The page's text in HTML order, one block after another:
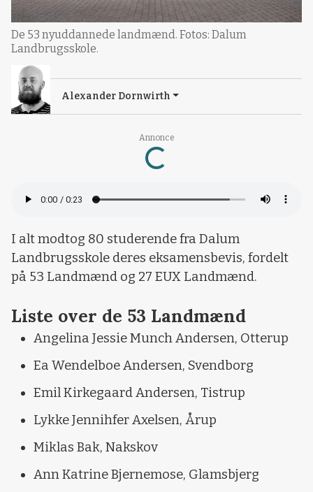
Annonce
Loading...
De 53 nyuddannede landmænd. Fotos: Dalum
Landbrugsskole.
Alexander Dornwirth
I alt modtog 80 studerende fra Dalum
Landbrugsskole deres eksamensbevis, fordelt
på 53 Landmænd og 27 EUX Landmænd.
Liste over de 53 Landmænd
Angelina Jessie Munch Andersen, Otterup
Ea Wendelboe Andersen, Svendborg
Emil Kirkegaard Andersen, Tistrup
Lykke Jennihfer Axelsen, Årup
Miklas Bak, Nakskov
Ann Katrine Bjernemose, Glamsbjerg